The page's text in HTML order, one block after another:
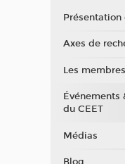
Présentation
Axes de
Les membres
Événements
du CEET
Médias